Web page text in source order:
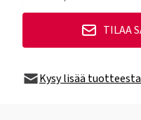
TILAA
Kysy lisää tuotteesta